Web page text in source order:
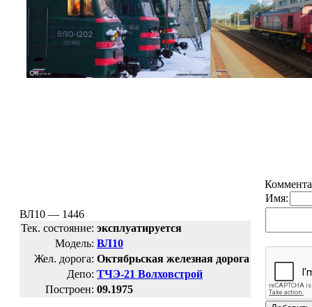
ВЛ10 — 1446
Тек. состояние: эксплуатируется
Модель: ВЛ10
Жел. дорога: Октябрьская железная дорога
Депо: ТЧЭ-21 Волховстрой
Построен: 09.1975
Имя: